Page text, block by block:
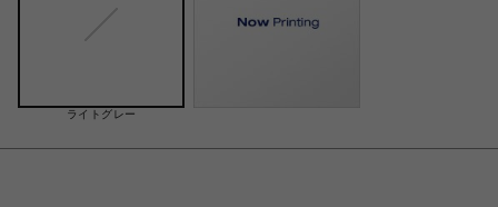
ライトグレー